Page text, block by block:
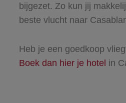
bijgezet. Zo kun jij
beste vlucht naar
Heb je een goedkoop
Boek dan hier je hotel in